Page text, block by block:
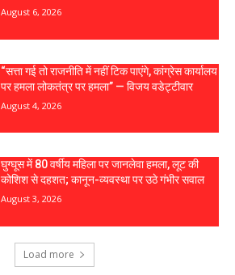
August 6, 2026
“सत्ता गई तो राजनीति में नहीं टिक पाएंगे, कांग्रेस कार्यालय
पर हमला लोकतंत्र पर हमला” — विजय वडेट्टीवार
August 4, 2026
घुग्घूस में 80 वर्षीय महिला पर जानलेवा हमला, लूट की
कोशिश से दहशत; कानून-व्यवस्था पर उठे गंभीर सवाल
August 3, 2026
Load more